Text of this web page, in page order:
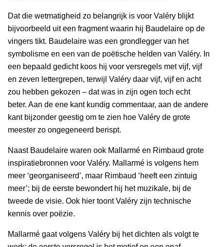
Dat die wetmatigheid zo belangrijk is voor Valéry blijkt
bijvoorbeeld uit een fragment waarin hij Baudelaire op de
vingers tikt. Baudelaire was een grondlegger van het
symbolisme en een van de poëtische helden van Valéry. In
een bepaald gedicht koos hij voor versregels met vijf, vijf
en zeven lettergrepen, terwijl Valéry daar vijf, vijf en acht
zou hebben gekozen – dat was in zijn ogen toch echt
beter. Aan de ene kant kundig commentaar, aan de andere
kant bijzonder geestig om te zien hoe Valéry de grote
meester zo ongegeneerd berispt.
Naast Baudelaire waren ook Mallarmé en Rimbaud grote
inspiratiebronnen voor Valéry. Mallarmé is volgens hem
meer ‘georganiseerd’, maar Rimbaud ‘heeft een zintuig
meer’; bij de eerste bewondert hij het muzikale, bij de
tweede de visie. Ook hier toont Valéry zijn technische
kennis over poëzie.
Mallarmé gaat volgens Valéry bij het dichten als volgt te